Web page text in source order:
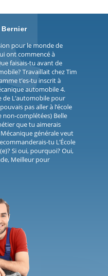
pour le monde de
ont commencé à
faisais-tu avant de
Travaillait chez Tim
t’es-tu inscrit à
automobile 4.
de L’automobile pour
pas aller à l’école
complétées) Belle
que tu aimerais
générale veut
tu L’École
Si oui, pourquoi? Oui,
Meilleur pour